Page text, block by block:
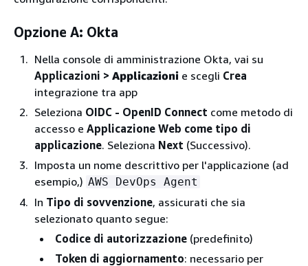
Opzione A: Okta
Nella console di amministrazione Okta, vai su
Applicazioni > Applicazioni e scegli Crea
integrazione tra app
Seleziona OIDC - OpenID Connect come metodo di
accesso e Applicazione Web come tipo di
applicazione. Seleziona Next (Successivo).
Imposta un nome descrittivo per l'applicazione (ad
esempio,) AWS DevOps Agent
In Tipo di sovvenzione, assicurati che sia
selezionato quanto segue:
Codice di autorizzazione (predefinito)
Token di aggiornamento: necessario per